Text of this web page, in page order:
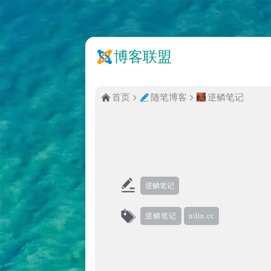
博客联盟
首页 随笔博客 逆鳞笔记
逆鳞笔记
逆鳞笔记 nilin.cc